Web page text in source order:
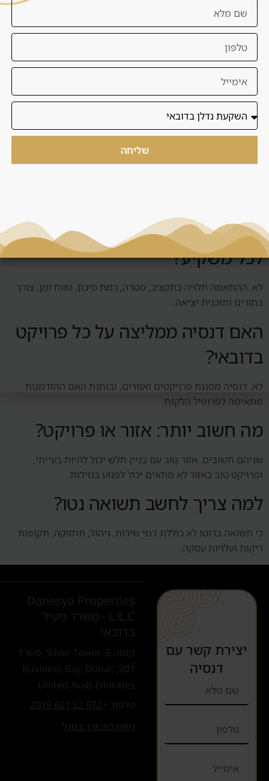
מתאים לכם?
דנסיה מסננת עבורכם הזדמנויות לפי תקציב, מטרה, רמת
סיכון, אזור ותוכנית יציאה. המטרה היא לא להציף אתכם
מראש.
בדיקת התאמה ללא עלות|יצירת קשר עם דנסיה
האם למה לסמוך על דנסיה מתאים
לכל משקיע?
לא. ההתאמה תלויה בתקציב, מטרה, רמת סיכון, טווח זמן, צורך
בתזרים ותוכנית יציאה.
האם דנסיה ממליצה על כל פרויקט
בדובאי?
לא. דנסיה מסננת פרויקטים ואזורים, ובוחנת האם ההזדמנות
מתאימה לפרופיל הלקוח.
מה חשוב יותר: אזור או פרויקט?
שניהם חשובים. אזור טוב עם בניין חלש יכול להיות בעייתי,
ופרויקט טוב באזור לא מתאים יכול לפגוע בנזילות.
למה צריך לחשב תשואה נטו?
כי תשואה ברוטו לא כוללת דמי שירות, ניהול, תחזוקה, תקופות
ריקות ועלויות עסקה.
יצירת קשר עם
דנסיה
Danesya Properties
L.L.C - משרד פעיל
בדובאי
קומה 9, Silver Tower, משרד
901, Business Bay, Dubai,
United Arab Emirates
טלפון:
+972 52 601 2019
ניווט למשרד בגוגל
שליחה